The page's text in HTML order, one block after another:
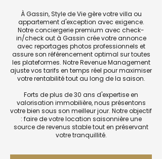
À Gassin, Style de Vie gère votre villa ou
appartement d'exception avec exigence.
Notre conciergerie premium avec check-
in/check out à Gassin crée votre annonce
avec reportages photos professionnels et
assure son référencement optimal sur toutes
les plateformes. Notre Revenue Management
ajuste vos tarifs en temps réel pour maximiser
votre rentabilité tout au long de la saison.
Forts de plus de 30 ans d'expertise en
valorisation immobilière, nous présentons
votre bien sous son meilleur jour. Notre objectif
: faire de votre location saisonnière une
source de revenus stable tout en préservant
votre tranquillité.